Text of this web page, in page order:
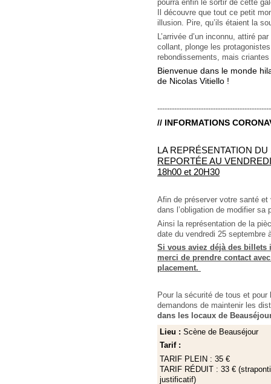
pourra enfin le sortir de cette
Il découvre que tout ce petit
illusion. Pire, qu’ils étaient la
L’arrivée d’un inconnu, attiré
collant, plonge les
rebondissements, mais
Bienvenue dans le monde
de Nicolas Vitiello !
// INFORMATIONS
LA REPRÉSENTATION
REPORTÉE AU
18h00 et 20H30
Afin de préserver votre santé
dans l’obligation de modifier
Ainsi la représentation de la
date du vendredi 25
Si vous aviez déjà des billets
merci de prendre contact
placement.
Pour la sécurité de tous et
demandons de maintenir les
dans les locaux de
Lieu : Scène de Beauséjour
Tarif :
TARIF PLEIN : 35 €
TARIF RÉDUIT : 33 €
justificatif)